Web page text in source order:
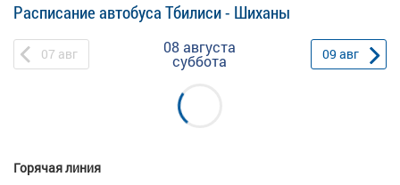
Расписание автобуса Тбилиси - Шиханы
07 авг 08 августа
суббота 09 авг
Горячая линия